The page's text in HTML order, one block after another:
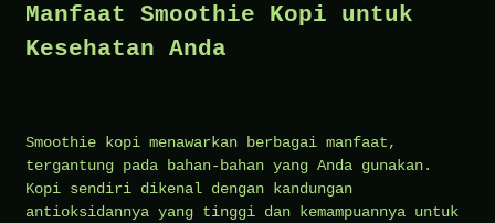
Manfaat Smoothie Kopi untuk
Kesehatan Anda
Smoothie kopi menawarkan berbagai manfaat,
tergantung pada bahan-bahan yang Anda gunakan.
Kopi sendiri dikenal dengan kandungan
antioksidannya yang tinggi dan kemampuannya untuk